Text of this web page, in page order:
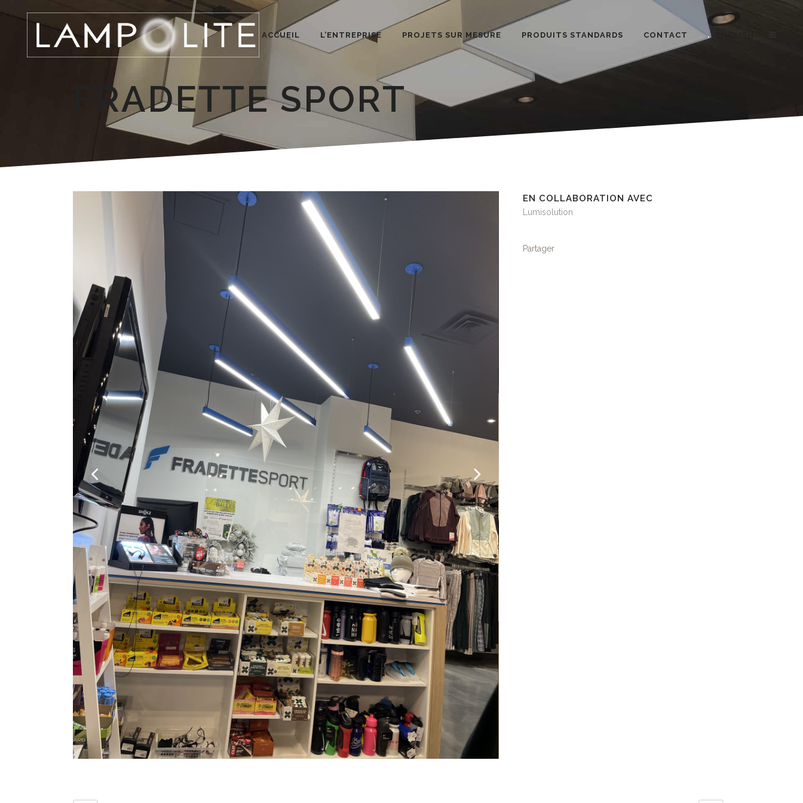
ACCUEIL L’ENTREPRISE PROJETS SUR MESURE PRODUITS STANDARDS CONTACT
FRADETTE SPORT
EN COLLABORATION AVEC
Lumisolution
Partager